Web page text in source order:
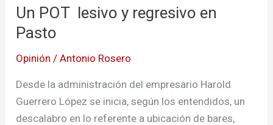
Un POT lesivo y regresivo en
Pasto
Opinión /Antonio Rosero
Desde la administración del empresario Harold
Guerrero López se inicia, según los entendidos, un
descalabro en lo referente a ubicación de bares,
lesivo
y
en
Pasto